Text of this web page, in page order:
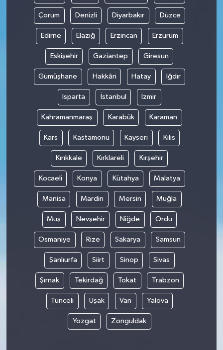
Çorum Denizli Diyarbakır Düzce
Edirne Elazığ Erzincan Erzurum
Eskişehir Gaziantep Giresun
Gümüşhane Hakkâri Hatay Iğdır
Isparta İstanbul İzmir
Kahramanmaraş Karabük Karaman
Kars Kastamonu Kayseri Kilis
Kırıkkale Kırklareli Kırşehir
Kocaeli Konya Kütahya Malatya
Manisa Mardin Mersin Muğla
Muş Nevşehir Niğde Ordu
Osmaniye Rize Sakarya Samsun
Şanlıurfa Siirt Sinop Sivas
Şırnak Tekirdağ Tokat Trabzon
Tunceli Uşak Van Yalova
Yozgat Zonguldak